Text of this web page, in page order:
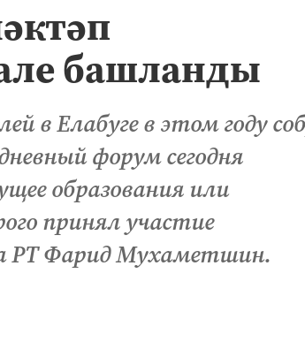
башланды
в Елабуге в этом году
форум сегодня
образования или
принял участие
РТ Фарид Мухаметшин.